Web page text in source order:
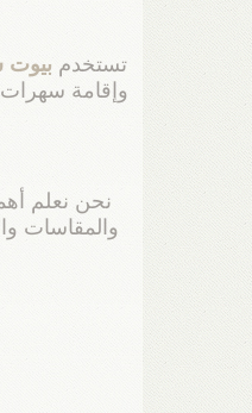
تستخدم بيوت
وإقامة سهرات
نحن نعلم
والمقاسات